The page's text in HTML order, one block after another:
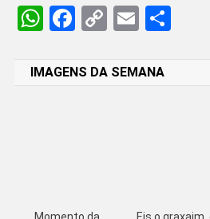
WhatsApp
Facebook
CopyEmail
IMAGENS DA SEMANA
Momento da
Eis o graxaim,